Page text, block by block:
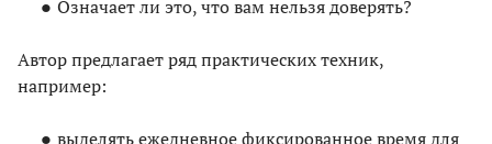
Означает ли это, что вам нельзя доверять?
Автор предлагает ряд практических техник,
например:
выделять ежедневное фиксированное время для